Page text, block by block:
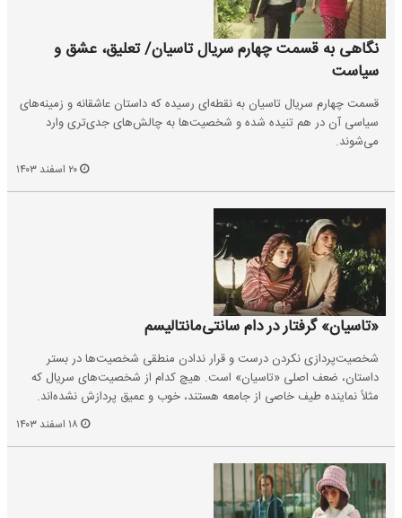
نگاهی به قسمت چهارم سریال تاسیان/ تعلیق، عشق و
سیاست
قسمت چهارم سریال تاسیان به نقطه‌ای رسیده که داستان عاشقانه و زمینه‌های
سیاسی آن در هم تنیده شده و شخصیت‌ها به چالش‌های جدی‌تری وارد
می‌شوند.
«تاسیان» گرفتار در دام سانتی‌مانتالیسم
شخصیت‌پردازی نکردن درست و قرار ندادن منطقی شخصیت‌ها در بستر
داستان، ضعف اصلی «تاسیان» است. هیچ کدام از شخصیت‌های سریال که
مثلاً نماینده طیف خاصی از جامعه هستند، خوب و عمیق پردازش نشده‌اند.